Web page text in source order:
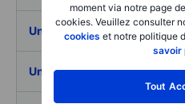
moment via notre page
cookies. Veuillez consulter
cookies et notre politique
savoir
Tout
Universal Electronics Inc.
Universal Health Realty